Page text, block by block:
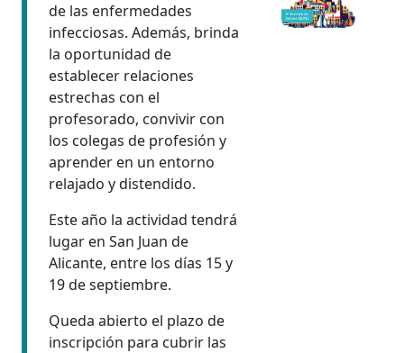
de las enfermedades
infecciosas. Además, brinda
la oportunidad de
establecer relaciones
estrechas con el
profesorado, convivir con
los colegas de profesión y
aprender en un entorno
relajado y distendido.
Este año la actividad tendrá
lugar en San Juan de
Alicante, entre los días 15 y
19 de septiembre.
Queda abierto el plazo de
inscripción para cubrir las